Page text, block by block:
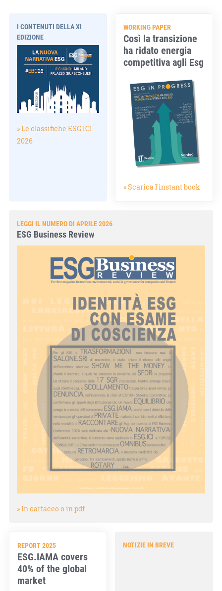
I CONTENUTI DELLA XI
EDIZIONE
» Le classifiche ESG.ICI
2026
WORKING PAPER
Così la transizione
ha ridato energia
competitiva agli Esg
» Scarica l'instant book
LEGGI IL NUMERO DI APRILE 2026
ESG Business Review
» In cartaceo o in pdf
REPORT 2025
ESG.IAMA covers
40% of the global
market
NOTIZIE IN BREVE